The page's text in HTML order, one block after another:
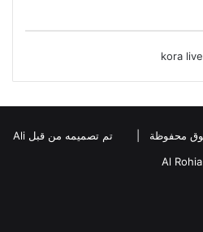
kora live
تم تصميمه من قبل Ali
Al Rohia